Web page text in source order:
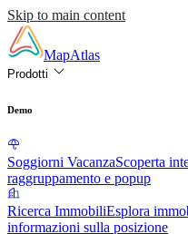
Skip to main content
MapAtlas
Prodotti
Demo
Soggiorni VacanzaScoperta
raggruppamento e popup
Ricerca ImmobiliEsplora
informazioni sulla posizione